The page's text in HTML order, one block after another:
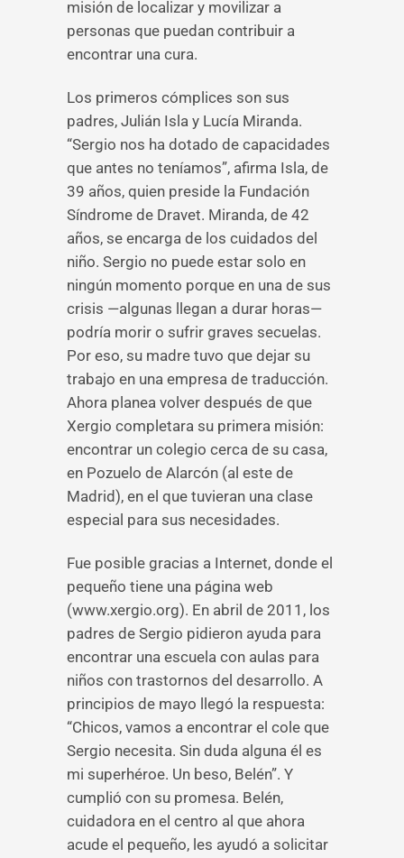
misión de localizar y movilizar a
personas que puedan contribuir a
encontrar una cura.
Los primeros cómplices son sus
padres, Julián Isla y Lucía Miranda.
“Sergio nos ha dotado de capacidades
que antes no teníamos”, afirma Isla, de
39 años, quien preside la Fundación
Síndrome de Dravet. Miranda, de 42
años, se encarga de los cuidados del
niño. Sergio no puede estar solo en
ningún momento porque en una de sus
crisis —algunas llegan a durar horas—
podría morir o sufrir graves secuelas.
Por eso, su madre tuvo que dejar su
trabajo en una empresa de traducción.
Ahora planea volver después de que
Xergio completara su primera misión:
encontrar un colegio cerca de su casa,
en Pozuelo de Alarcón (al este de
Madrid), en el que tuvieran una clase
especial para sus necesidades.
Fue posible gracias a Internet, donde el
pequeño tiene una página web
(www.xergio.org). En abril de 2011, los
padres de Sergio pidieron ayuda para
encontrar una escuela con aulas para
niños con trastornos del desarrollo. A
principios de mayo llegó la respuesta:
“Chicos, vamos a encontrar el cole que
Sergio necesita. Sin duda alguna él es
mi superhéroe. Un beso, Belén”. Y
cumplió con su promesa. Belén,
cuidadora en el centro al que ahora
acude el pequeño, les ayudó a solicitar